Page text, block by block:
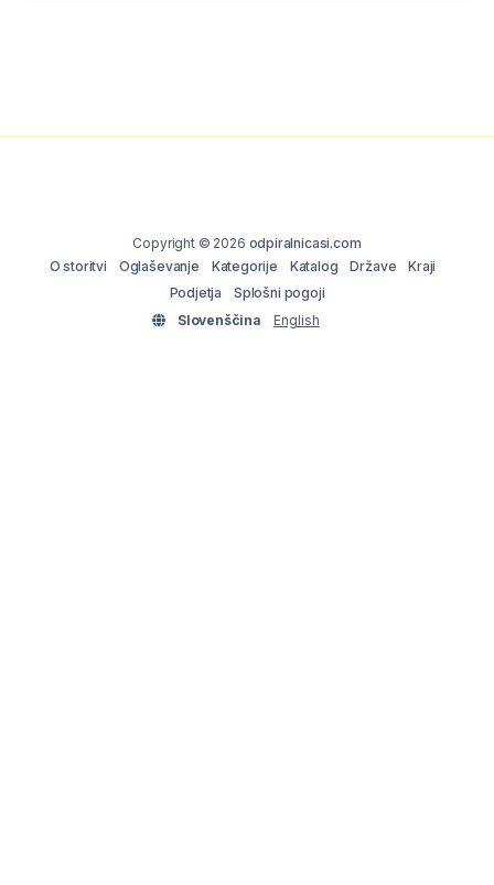
Copyright © 2026 odpiralnicasi.com
O storitvi
Oglaševanje Kategorije Katalog Države
Kraji
Podjetja
Splošni pogoji
Slovenščina
English